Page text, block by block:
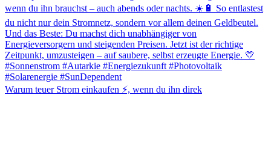
Warum teuer Strom einkaufen ⚡, wenn du ihn direk